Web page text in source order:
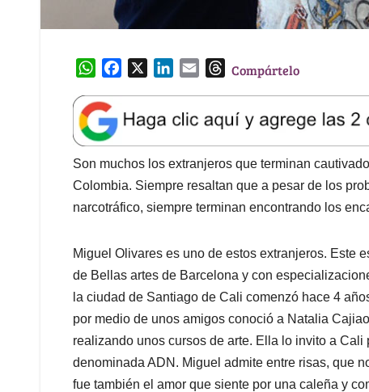
W
a
t
s
A
p
p
e
b
o
o
k
k
e
d
I
n
l
T
e
a
d
s
Compártelo
Son muchos los extranjeros que terminan
Colombia. Siempre resaltan que a pesar de los
narcotráfico, siempre terminan encontrando los
Miguel Olivares es uno de estos extranjeros. Este
de Bellas artes de Barcelona y con
la ciudad de Santiago de Cali comenzó hace 4
por medio de unos amigos conoció a Natalia
realizando unos cursos de arte. Ella lo invito a
denominada ADN. Miguel admite entre risas, que
fue también el amor que siente por una caleña y